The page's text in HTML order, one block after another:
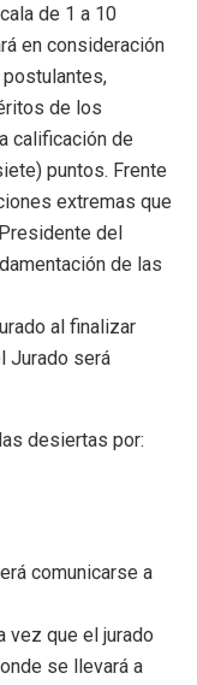
de 1 a 10
en consideración
de los
calificación de
puntos. Frente
extremas que
del
de las
al finalizar
Jurado será
desiertas por:
comunicarse a
vez que el jurado
se llevará a